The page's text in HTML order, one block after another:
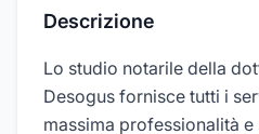
Descrizione
Lo studio notarile della
Desogus fornisce tutti i
massima professionalità